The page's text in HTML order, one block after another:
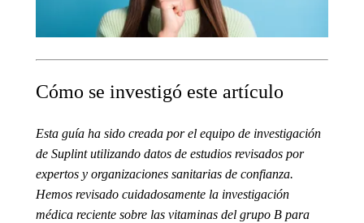
Cómo se investigó este artículo
Esta guía ha sido creada por el equipo de investigación
de Suplint utilizando datos de estudios revisados por
expertos y organizaciones sanitarias de confianza.
Hemos revisado cuidadosamente la investigación
médica reciente sobre las vitaminas del grupo B para